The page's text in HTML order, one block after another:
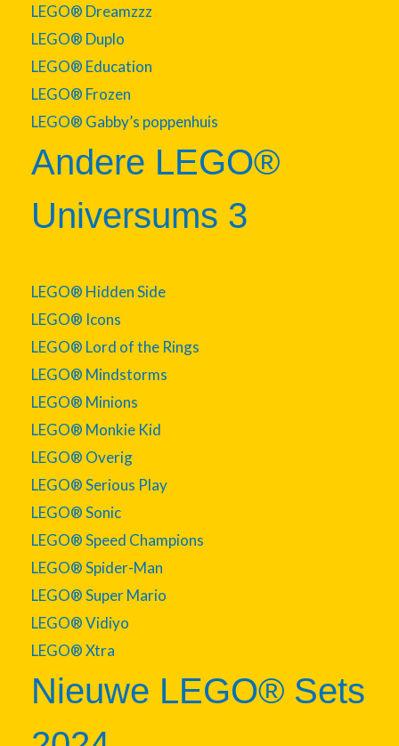
LEGO® Dreamzzz
LEGO® Duplo
LEGO® Education
LEGO® Frozen
LEGO® Gabby’s poppenhuis
Andere LEGO®
Universums 3
LEGO® Hidden Side
LEGO® Icons
LEGO® Lord of the Rings
LEGO® Mindstorms
LEGO® Minions
LEGO® Monkie Kid
LEGO® Overig
LEGO® Serious Play
LEGO® Sonic
LEGO® Speed Champions
LEGO® Spider-Man
LEGO® Super Mario
LEGO® Vidiyo
LEGO® Xtra
Nieuwe LEGO® Sets